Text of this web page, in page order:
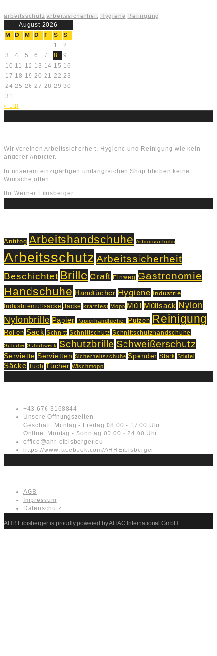
arbeitsschutz arbeitssicherheit Hygiene Reinigung
August 2026
M
D M D F S
S
1
2
3
4 5 6 7 8
9
10 11 12 13 14 15 16
17 18 19 20 21 22 23
24 25 26 27 28 29 30
31
« Jul
Wir vereinen Arbeitssicherheit, Hygiene und Reinigung wie kein
anderer Anbieter.
In unserem einzigartigen umfangreichen Shop bleiben keine
Wünsche offen.
Ihr Werner Eibisberger
Antifog Arbeitshandschuhe Arbeitsschuhe
Arbeitsschutz Arbeitssicherheit
Beschichtet Brille Craft Einweg Gastronomie
Handschuhe Handtücher Hygiene Industrie
Industriemüllsäcke Jacke kratzfest Mopp Müll Müllsack Nylon
Nylonbrille Papier Papierhandtücher Putzen Reinigung
Rollen Sack Schnitt Schnittschutz Schnittschutzhandschuhe
Schuhe Schuhwerk Schutzbrille Schweißerschutz
Serviette Servietten Sicherheitsschuhe Spender Stark Stiefel
Säcke Tuch Tücher Wischmopp
+43 676 3168844
Unsere Öffnungszeiten
Geschäft: Montag - Freitag 08:00 - 17:00 Uhr
Online: Montag - Sonntag 00:00 - 24:00 Uhr
office@ahr-eibisberger.eu
https://www.facebook.com/AHREibisberger
AGB
Impressum
Datenschutz
AHR Eibisberger is proudly powered by AITAC International GmbH